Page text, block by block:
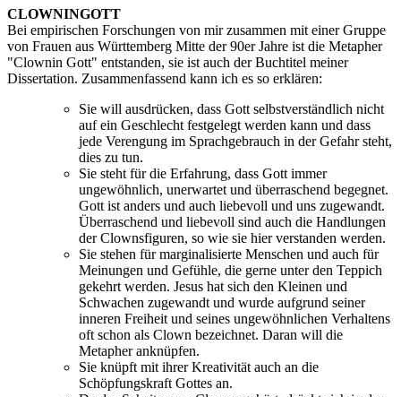
CLOWNINGOTT
Bei empirischen Forschungen von mir zusammen mit einer Gruppe
von Frauen aus Württemberg Mitte der 90er Jahre ist die Metapher
"Clownin Gott" entstanden, sie ist auch der Buchtitel meiner
Dissertation. Zusammenfassend kann ich es so erklären:
Sie will ausdrücken, dass Gott selbstverständlich nicht
auf ein Geschlecht festgelegt werden kann und dass
jede Verengung im Sprachgebrauch in der Gefahr steht,
dies zu tun.
Sie steht für die Erfahrung, dass Gott immer
ungewöhnlich, unerwartet und überraschend begegnet.
Gott ist anders und auch liebevoll und uns zugewandt.
Überraschend und liebevoll sind auch die Handlungen
der Clownsfiguren, so wie sie hier verstanden werden.
Sie stehen für marginalisierte Menschen und auch für
Meinungen und Gefühle, die gerne unter den Teppich
gekehrt werden. Jesus hat sich den Kleinen und
Schwachen zugewandt und wurde aufgrund seiner
inneren Freiheit und seines ungewöhnlichen Verhaltens
oft schon als Clown bezeichnet. Daran will die
Metapher anknüpfen.
Sie knüpft mit ihrer Kreativität auch an die
Schöpfungskraft Gottes an.